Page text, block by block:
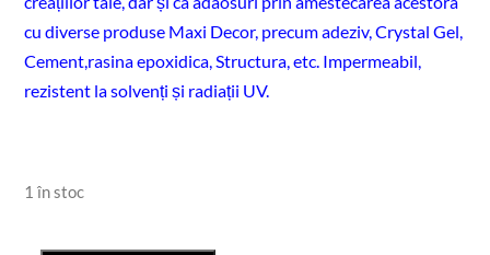
cu diverse produse Maxi Decor, precum adeziv, Crystal Gel,
Cement,rasina epoxidica, Structura, etc. Impermeabil,
rezistent la solvenți și radiații UV.
1 în stoc